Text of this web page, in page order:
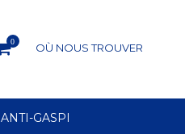
0 OÙ NOUS TROUVER
ANTI-GASPI